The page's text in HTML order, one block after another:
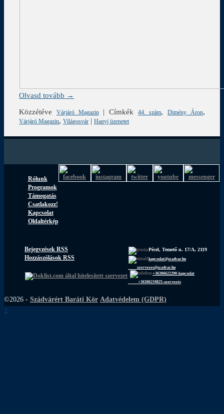
Olvasd tovább →
Közzétéve
Várjáró Magazin|Címkék 44. szám,Dimény Áron,
Várjáró Magazin,Világosvár |Hagyj üzenetet
Rólunk
Programok
Támogatás
Csatlakozz!
Kapcsolat
Oldaltérkép
Bejegyzések RSS
Hozzászólások RSS
Pécel, Temető u. 17/A, 2119
kapcsolat@szadvar.hu
szervezes@szadvar.hu
+36306622290-kapcsolat
+36306219825-szervezés
©2026 - Szádvárért Baráti Kör Adatvédelem (GDPR)
↑